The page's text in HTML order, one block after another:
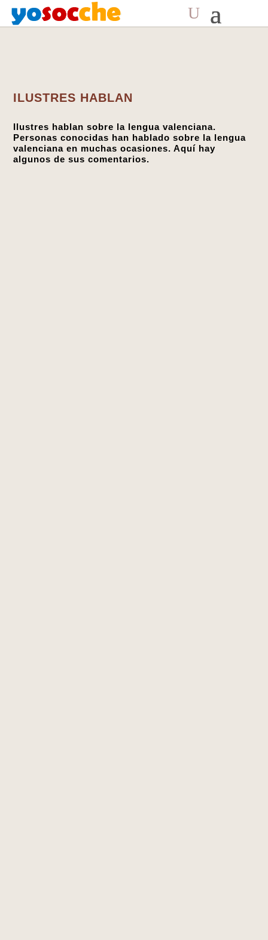
ILUSTRES HABLAN
Ilustres hablan sobre la lengua valenciana.
Personas conocidas han hablado sobre la lengua
valenciana en muchas ocasiones. Aquí hay
algunos de sus comentarios.